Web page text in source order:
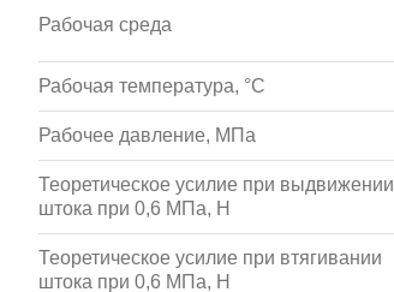
Рабочая среда
Рабочая температура, °С
Рабочее давление, МПа
Теоретическое усилие при выдвижении
штока при 0,6 МПа, Н
Теоретическое усилие при втягивании
штока при 0,6 МПа, Н